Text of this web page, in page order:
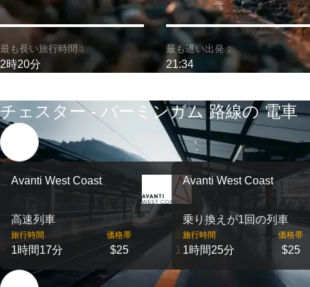
最も長い旅行時間：
2時20分
最も遅い出発：
21:34
チェスター - バーミンガム 路線の 電車
Avanti West Coast
高速列車
旅行時間
1時間17分
価格帯
$25
出発
1
Avanti West Coast
乗り換えが1回の列車
旅行時間
1時間25分
価格帯
$25